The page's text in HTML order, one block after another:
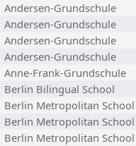
Andersen-Grundschule
Andersen-Grundschule
Andersen-Grundschule
Andersen-Grundschule
Anne-Frank-Grundschule
Berlin Bilingual School
Berlin Metropolitan School
Berlin Metropolitan School
Berlin Metropolitan School